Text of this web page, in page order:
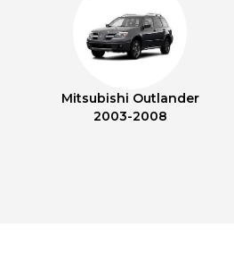
Mitsubishi Outlander
2003-2008